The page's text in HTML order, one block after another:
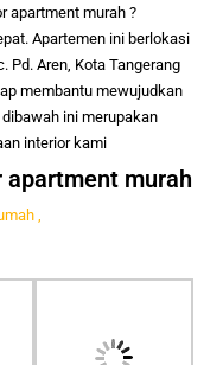
apartment murah?
Apartemen ini berlokasi
Pd. Aren, Kota Tangerang
membantu mewujudkan
ini merupakan
interior kami
apartment murah
,